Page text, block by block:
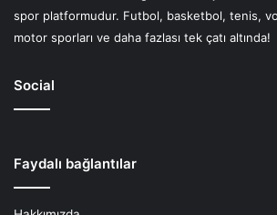
spor platformudur. Futbol, basketbol, tenis,
motor sporları ve daha fazlası tek çatı altında!
Social
Faydalı bağlantılar